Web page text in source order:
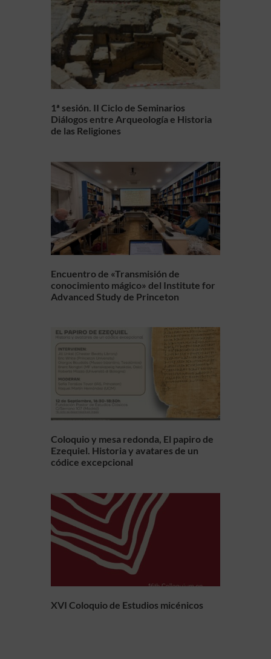
1ª sesión. II Ciclo de Seminarios
Diálogos entre Arqueología e Historia
de las Religiones
Encuentro de «Transmisión de
conocimiento mágico» del Institute for
Advanced Study de Princeton
Coloquio y mesa redonda, El papiro de
Ezequiel. Historia y avatares de un
códice excepcional
XVI Coloquio de Estudios micénicos